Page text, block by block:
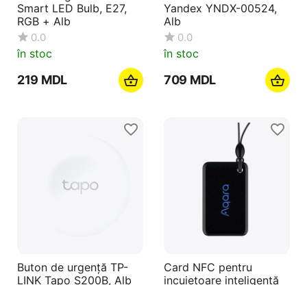
Smart LED Bulb, E27,
RGB + Alb
0.0
în stoc
‍219‍ MDL
Yandex YNDX-00524,
Alb
0.0
în stoc
‍709‍ MDL
Buton de urgență TP-
LINK Tapo S200B, Alb
Card NFC pentru
incuietoare inteligentă